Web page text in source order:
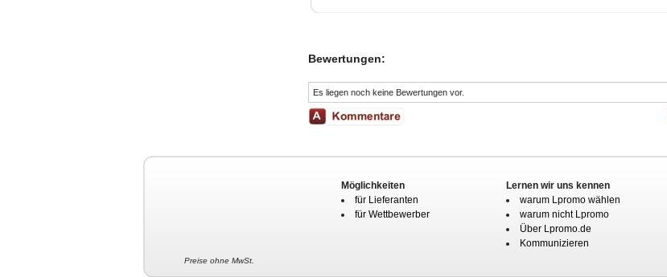
Bewertungen:
Es liegen noch keine Bewertungen vor.
Preise ohne MwSt.
Möglichkeiten
für Lieferanten
für Wettbewerber
Lernen wir uns kennen
warum Lpromo wählen
warum nicht Lpromo
Über Lpromo.de
Kommunizieren